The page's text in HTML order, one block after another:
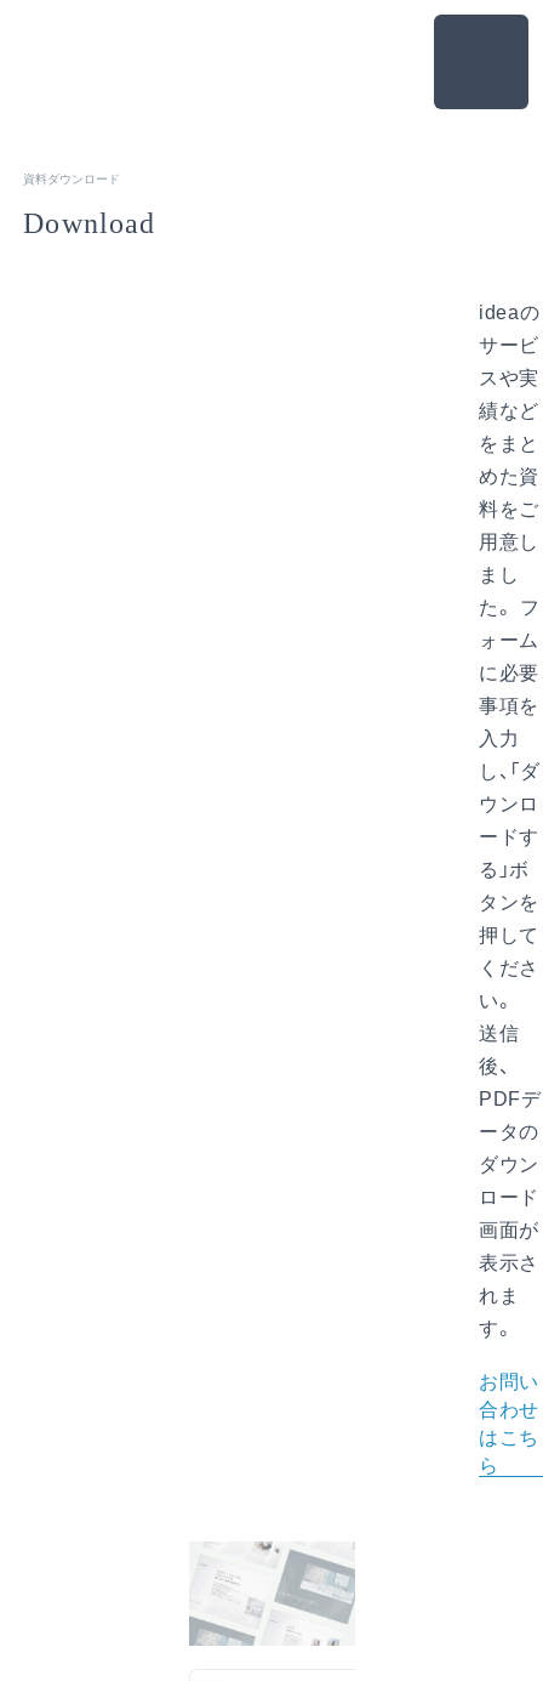
資料ダウンロード
Download
ideaの
サービ
スや実
績など
をまと
めた資
料をご
用意し
まし
た。 フ
ォーム
に必要
事項を
入力
し、「ダ
ウンロ
ードす
る」ボ
タンを
押して
くださ
い。
送信
後、
PDFデ
ータの
ダウン
ロード
画面が
表示さ
れま
す。
お問い
合わせ
はこち
ら